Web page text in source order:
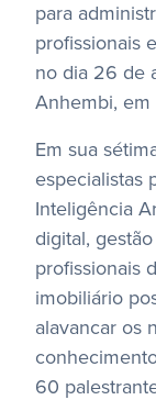
para
profissionais
no dia 26 de
Anhembi, em
Em sua
especialistas
Inteligência
digital,
profissionais
imobiliário
alavancar os
60